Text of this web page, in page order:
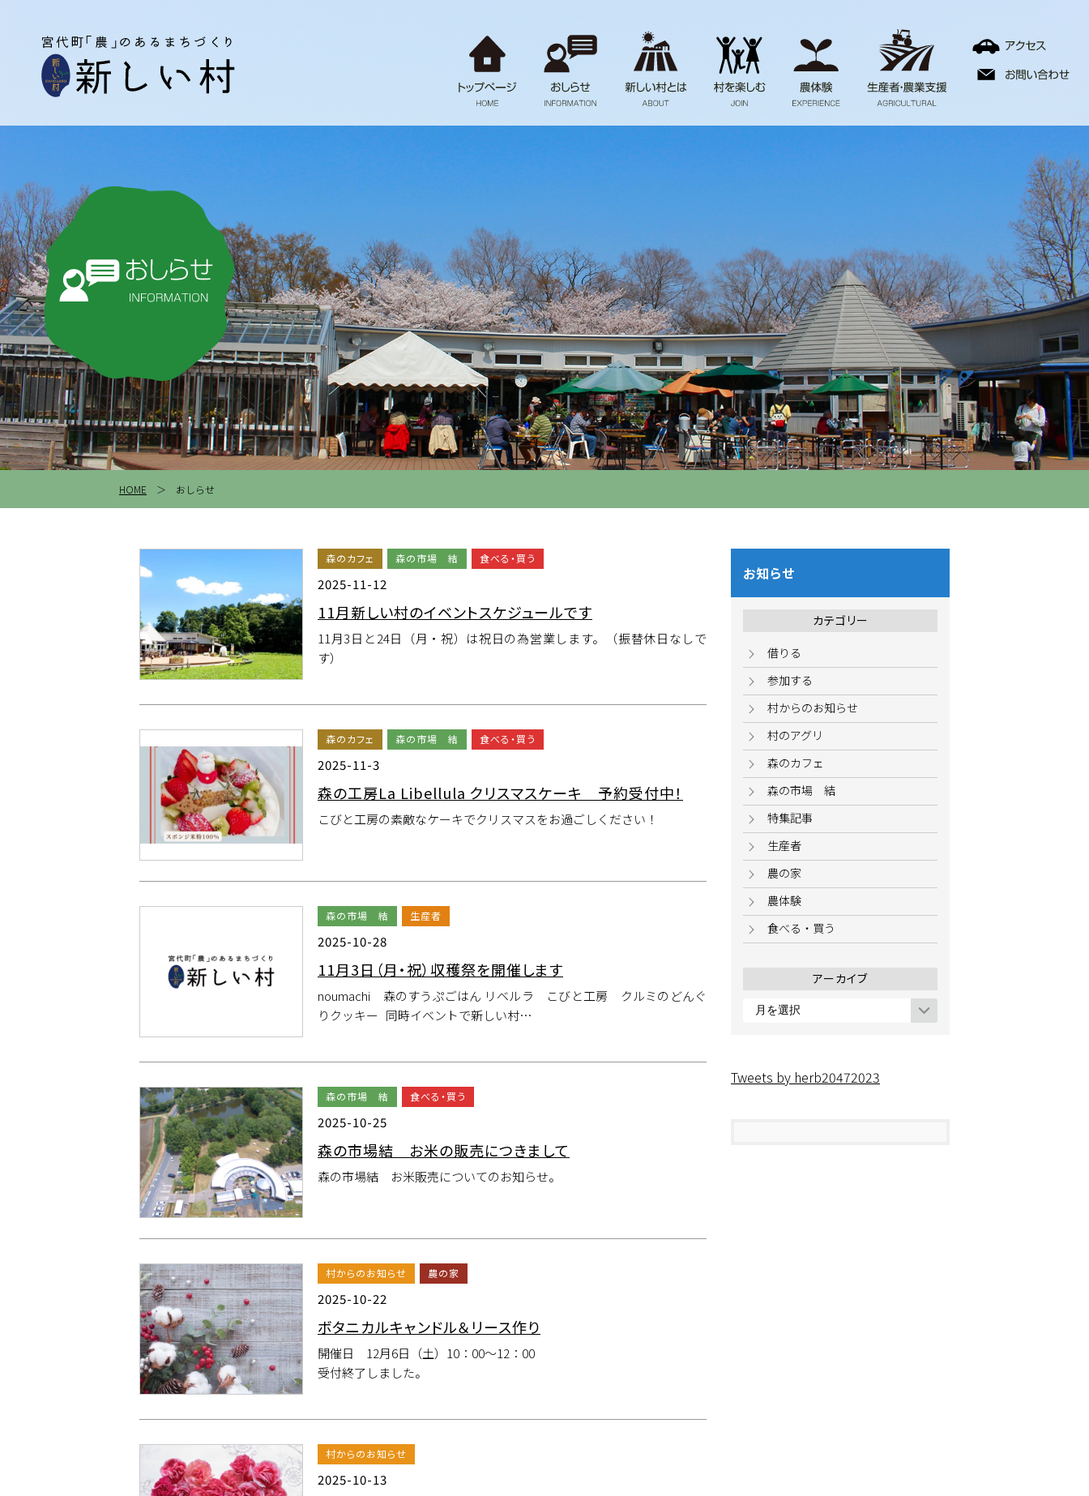
HOME ＞ おしらせ
森のカフェ 森の市場 結 食べる・買う
2025-11-12
11月新しい村のイベントスケジュールです
11月3日と24日（月・祝）は祝日の為営業します。（振替休日なしで
す）
森のカフェ 森の市場 結 食べる・買う
2025-11-3
森の工房La Libellula クリスマスケーキ 予約受付中！
こびと工房の素敵なケーキでクリスマスをお過ごしください！
森の市場 結 生産者
2025-10-28
11月3日（月・祝）収穫祭を開催します
noumachi 森のすうぷごはん リベルラ こびと工房 クルミのどんぐ
りクッキー 同時イベントで新しい村…
森の市場 結 食べる・買う
2025-10-25
森の市場結 お米の販売につきまして
森の市場結 お米販売についてのお知らせ。
村からのお知らせ 農の家
2025-10-22
ボタニカルキャンドル＆リース作り
開催日 12月6日（土）10：00～12：00
受付終了しました。
村からのお知らせ
2025-10-13
お知らせ
カテゴリー
借りる
参加する
村からのお知らせ
村のアグリ
森のカフェ
森の市場 結
特集記事
生産者
農の家
農体験
食べる・買う
アーカイブ
ブ
Tweets by herb20472023